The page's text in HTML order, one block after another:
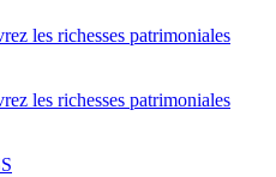
les richesses patrimoniales
les richesses patrimoniales